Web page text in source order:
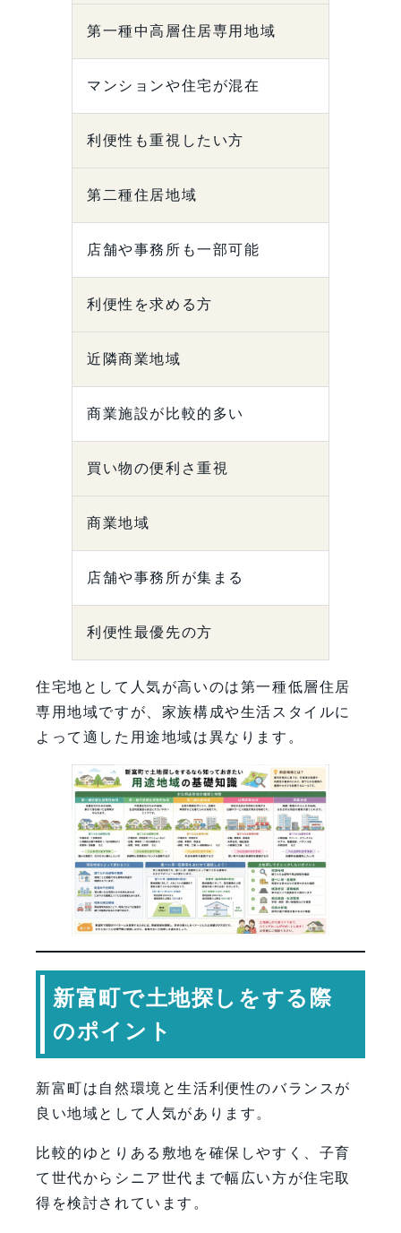
第一種中高層住居専用地域
マンションや住宅が混在
利便性も重視したい方
第二種住居地域
店舗や事務所も一部可能
利便性を求める方
近隣商業地域
商業施設が比較的多い
買い物の便利さ重視
商業地域
店舗や事務所が集まる
利便性最優先の方
住宅地として人気が高いのは第一種低層住居
専用地域ですが、家族構成や生活スタイルに
よって適した用途地域は異なります。
新富町で土地探しをする際
のポイント
新富町は自然環境と生活利便性のバランスが
良い地域として人気があります。
比較的ゆとりある敷地を確保しやすく、子育
て世代からシニア世代まで幅広い方が住宅取
得を検討されています。